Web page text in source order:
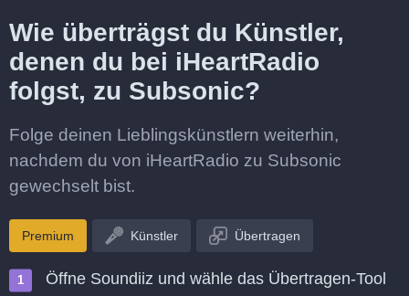
Wie überträgst du Künstler,
denen du bei iHeartRadio
folgst, zu Subsonic?
Folge deinen Lieblingskünstlern weiterhin,
nachdem du von iHeartRadio zu Subsonic
gewechselt bist.
Premium Künstler Übertragen
Öffne Soundiiz und wähle das Übertragen-Tool